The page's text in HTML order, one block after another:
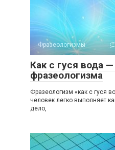
Фразеологизмы
Как с гуся вода
фразеологизма
Фразеологизм «как с гуся
человек легко выполняет
дело,